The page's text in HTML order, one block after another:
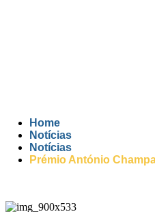
Home
Notícias
Notícias
Prémio António